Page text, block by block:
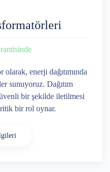
enerji dağıtımında
sunuyoruz. Dağıtım
bir şekilde iletilmesi
bir rol oynar.